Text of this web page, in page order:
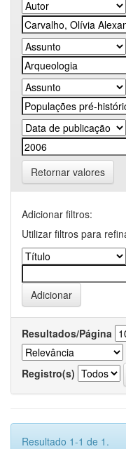
Retornar valores
Adicionar filtros:
Utilizar filtros para
Resultados/Página
Registro(s)
Resultado 1-1 de 1.